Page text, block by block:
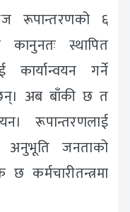
रूपान्तरणको ६
स्थापित
गर्ने
अब बाँकी छ त
रूपान्तरणलाई
अनुभूति जनताको